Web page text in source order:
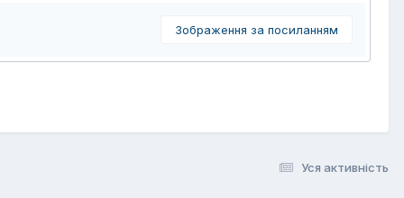
Зображення за посиланням
Уся активність